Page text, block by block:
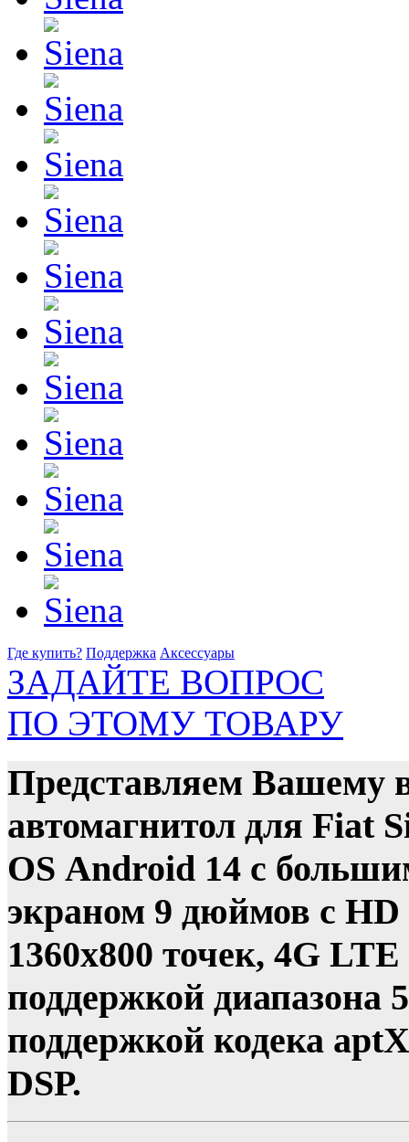
Где купить? Поддержка Аксессуары
ЗАДАЙТЕ ВОПРОС
ПО ЭТОМУ ТОВАРУ
Представляем Вашему
автомагнитол для Fiat
OS Android 14 с
экраном 9 дюймов с
1360х800 точек, 4G
поддержкой диапазона
поддержкой кодека
DSP.